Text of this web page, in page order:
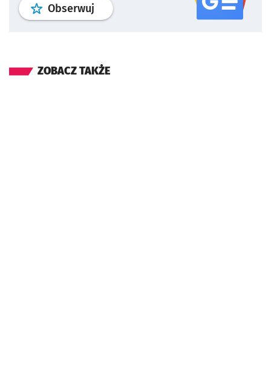
Obserwuj profil serwisu
ZOBACZ TAKŻE